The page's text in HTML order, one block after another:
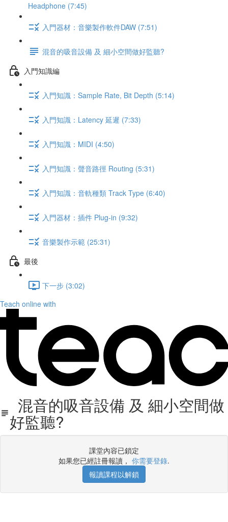
Headphone (7:45)
入門器材：音樂製作軟件DAW (7:51)
混音的吸音設備 及 細小空間做好監聽?
入門知識編
入門知識：Sample Rate, Bit Depth (5:14)
入門知識：Latency 延遲 (7:33)
入門知識：MIDI (4:50)
入門知識：聲音路徑 Routing (5:31)
入門知識：音軌種類 Track Type (6:40)
入門器材：插件 Plug-in (9:32)
音樂製作示範 (25:31)
最後
下一步 (3:02)
Teach online with
混音的吸音設備 及 細小空間做
好監聽?
課堂內容已鎖定
如果您已經註冊報讀， 你需要登錄.
報讀課程以解鎖